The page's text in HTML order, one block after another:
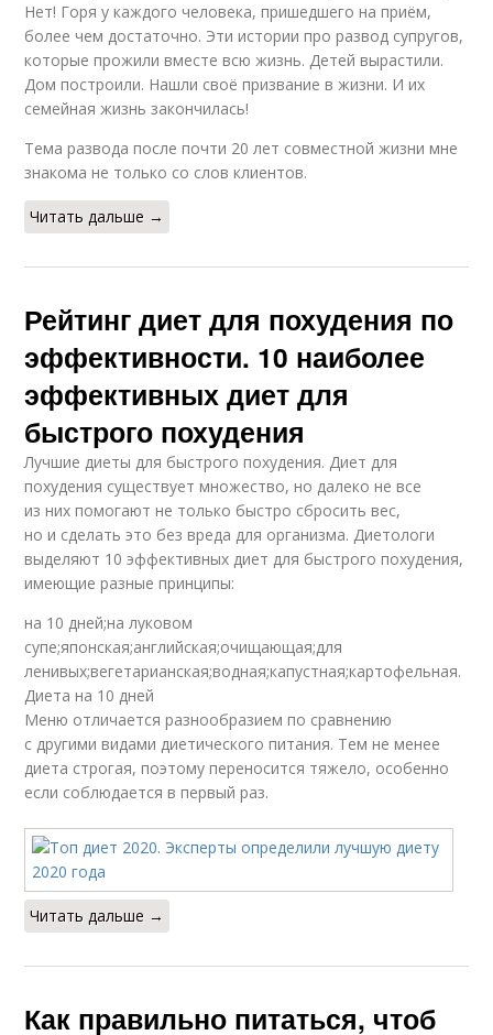
Нет! Горя у каждого человека, пришедшего на приём,
более чем достаточно. Эти истории про развод супругов,
которые прожили вместе всю жизнь. Детей вырастили.
Дом построили. Нашли своё призвание в жизни. И их
семейная жизнь закончилась!
Тема развода после почти 20 лет совместной жизни мне
знакома не только со слов клиентов.
Читать дальше →
Рейтинг диет для похудения по
эффективности. 10 наиболее
эффективных диет для
быстрого похудения
Лучшие диеты для быстрого похудения. Диет для
похудения существует множество, но далеко не все
из них помогают не только быстро сбросить вес,
но и сделать это без вреда для организма. Диетологи
выделяют 10 эффективных диет для быстрого похудения,
имеющие разные принципы:
на 10 дней;на луковом
супе;японская;английская;очищающая;для
ленивых;вегетарианская;водная;капустная;картофельная.
Диета на 10 дней
Меню отличается разнообразием по сравнению
с другими видами диетического питания. Тем не менее
диета строгая, поэтому переносится тяжело, особенно
если соблюдается в первый раз.
Читать дальше →
Как правильно питаться, чтоб